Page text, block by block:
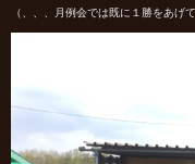
（、、、月例会では既に１勝をあげ